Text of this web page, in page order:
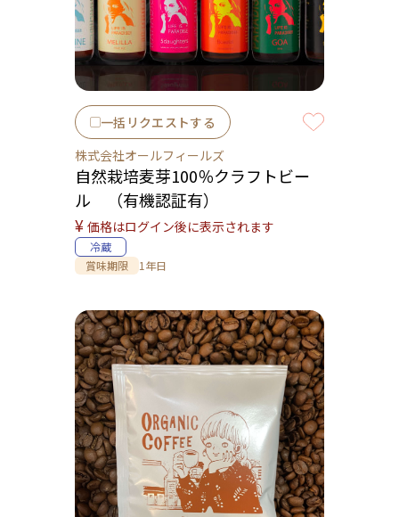
一括リクエストする
株式会社オールフィールズ
自然栽培麦芽100％クラフトビー
ル （有機認証有）
¥ 価格はログイン後に表示されます
冷蔵
賞味期限
1年日